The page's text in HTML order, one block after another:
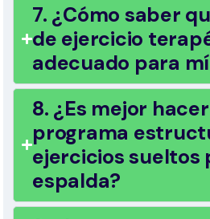
7. ¿Cómo saber
de ejercicio
adecuado para
8. ¿Es mejor
programa
ejercicios sueltos
espalda?